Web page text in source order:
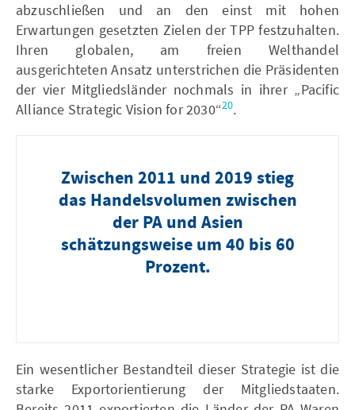
abzuschließen und an den einst mit hohen
Erwartungen gesetzten Zielen der TPP festzuhalten.
Ihren globalen, am freien Welthandel
ausgerichteten Ansatz unterstrichen die Präsidenten
der vier Mitgliedsländer nochmals in ihrer „Pacific
Alliance Strategic Vision for 2030“20.
Zwischen 2011 und 2019 stieg
das Handelsvolumen zwischen
der PA und Asien
schätzungsweise um 40 bis 60
Prozent.
Ein wesentlicher Bestandteil dieser Strategie ist die
starke Exportorientierung der Mitgliedstaaten.